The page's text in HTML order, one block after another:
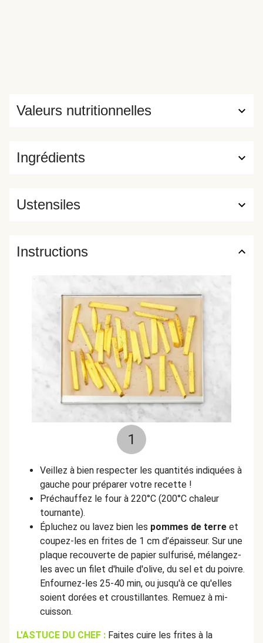
Ingrédients
Valeurs nutritionnelles
Ustensiles
Instructions
1
Veillez à bien respecter les quantités indiquées à
gauche pour préparer votre recette !
Préchauffez le four à 220°C (200°C chaleur
tournante).
Épluchez ou lavez bien les pommes de terre et
coupez-les en frites de 1 cm d’épaisseur. Sur une
plaque recouverte de papier sulfurisé, mélangez-
les avec un filet d'huile d'olive, du sel et du poivre.
Enfournez-les 25-40 min, ou jusqu'à ce qu'elles
soient dorées et croustillantes. Remuez à mi-
cuisson.
L'ASTUCE DU CHEF : Faites cuire les frites à la